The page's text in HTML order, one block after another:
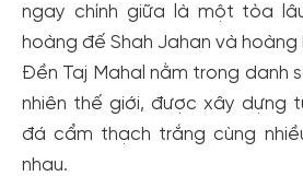
ngay chính giữa là một tòa
hoàng đế Shah Jahan và hoàng
Đền Taj Mahal nằm trong danh
nhiên thế giới, được xây dựng
đá cẩm thạch trắng cùng
nhau.